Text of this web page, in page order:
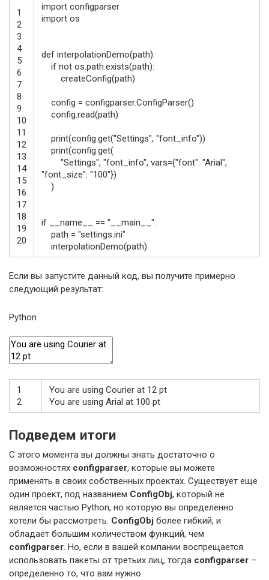
1
2
3
4
5
6
7
8
9
10
11
12
13
14
15
16
17
18
19
20
import configparser
import os
def interpolationDemo(path):
if not os.path.exists(path):
createConfig(path)
config = configparser.ConfigParser()
config.read(path)
print(config.get("Settings", "font_info"))
print(config.get(
"Settings", "font_info", vars={"font": "Arial",
"font_size": "100"})
)
if __name__ == "__main__":
path = "settings.ini"
interpolationDemo(path)
Если вы запустите данный код, вы получите примерно
следующий результат:
Python
1
2
You are using Courier at 12 pt
You are using Arial at 100 pt
Подведем итоги
С этого момента вы должны знать достаточно о
возможностях configparser, которые вы можете
применять в своих собственных проектах. Существует еще
один проект, под названием ConfigObj, который не
является частью Python, но которую вы определенно
хотели бы рассмотреть. ConfigObj более гибкий, и
обладает большим количеством функций, чем
configparser. Но, если в вашей компании воспрещается
использовать пакеты от третьих лиц, тогда configparser –
определенно то, что вам нужно.